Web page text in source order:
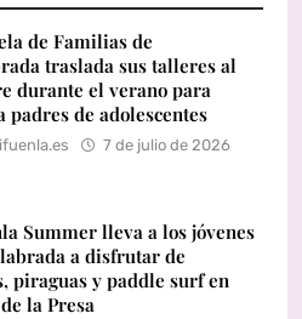
de Familias de
traslada sus talleres al
durante el verano para
padres de adolescentes
7 de julio de 2026
Summer lleva a los jóvenes
a disfrutar de
piraguas y paddle surf en
la Presa